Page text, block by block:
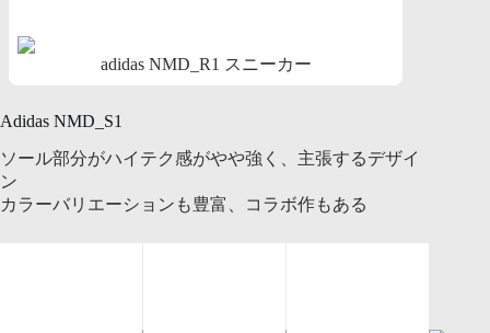
adidas NMD_R1 スニーカー
Adidas NMD_S1
ソール部分がハイテク感がやや強く、主張するデザイ
ン
カラーバリエーションも豊富、コラボ作もある